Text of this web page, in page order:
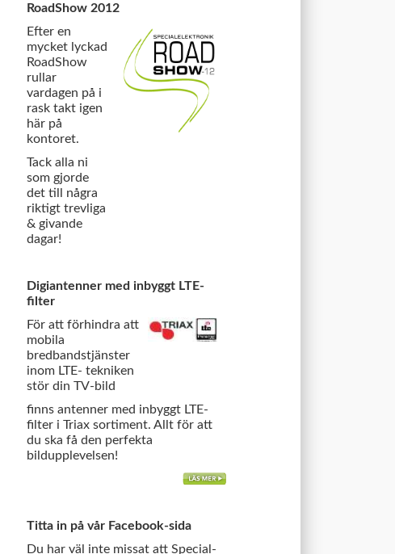
RoadShow 2012
Efter en
mycket lyckad
RoadShow
rullar
vardagen på i
rask takt igen
här på
kontoret.
Tack alla ni
som gjorde
det till några
riktigt trevliga
& givande
dagar!
Digiantenner med inbyggt LTE-
filter
För att förhindra att
mobila
bredbandstjänster
inom LTE- tekniken
stör din TV-bild
finns antenner med inbyggt LTE-
filter i Triax sortiment. Allt för att
du ska få den perfekta
bildupplevelsen!
Titta in på vår Facebook-sida
Du har väl inte missat att Special-